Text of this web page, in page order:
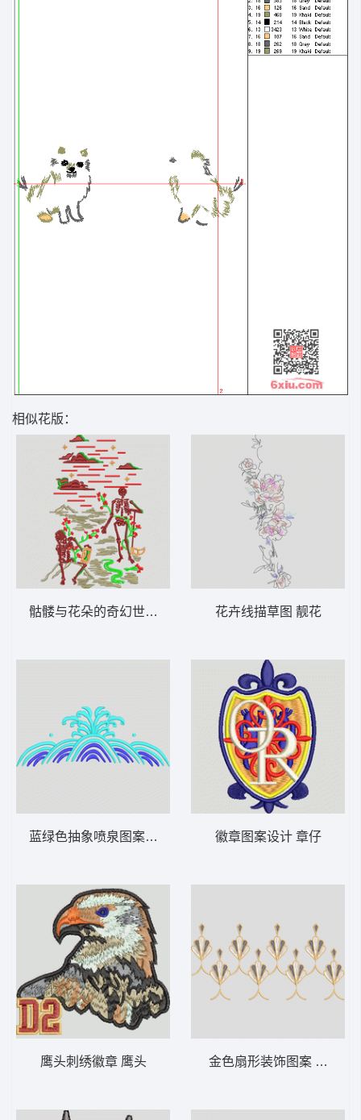
相似花版：
骷髅与花朵的奇幻世界 骷髅
蓝绿色抽象喷泉图案 波浪
鹰头刺绣徽章 鹰头
花卉线描草图 靓花
徽章图案设计 章仔
金色扇形装饰图案 靓花